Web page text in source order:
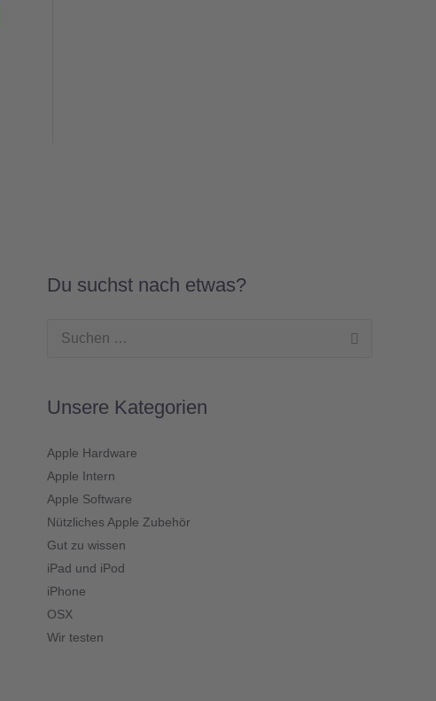
Du suchst nach etwas?
Suchen
Unsere Kategorien
Apple Hardware
Apple Intern
Apple Software
Nützliches Apple Zubehör
Gut zu wissen
iPad und iPod
iPhone
OSX
Wir testen